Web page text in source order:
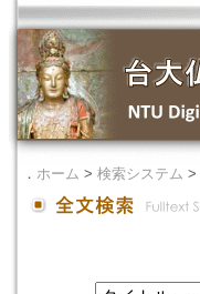
． ホーム > 検索システム >